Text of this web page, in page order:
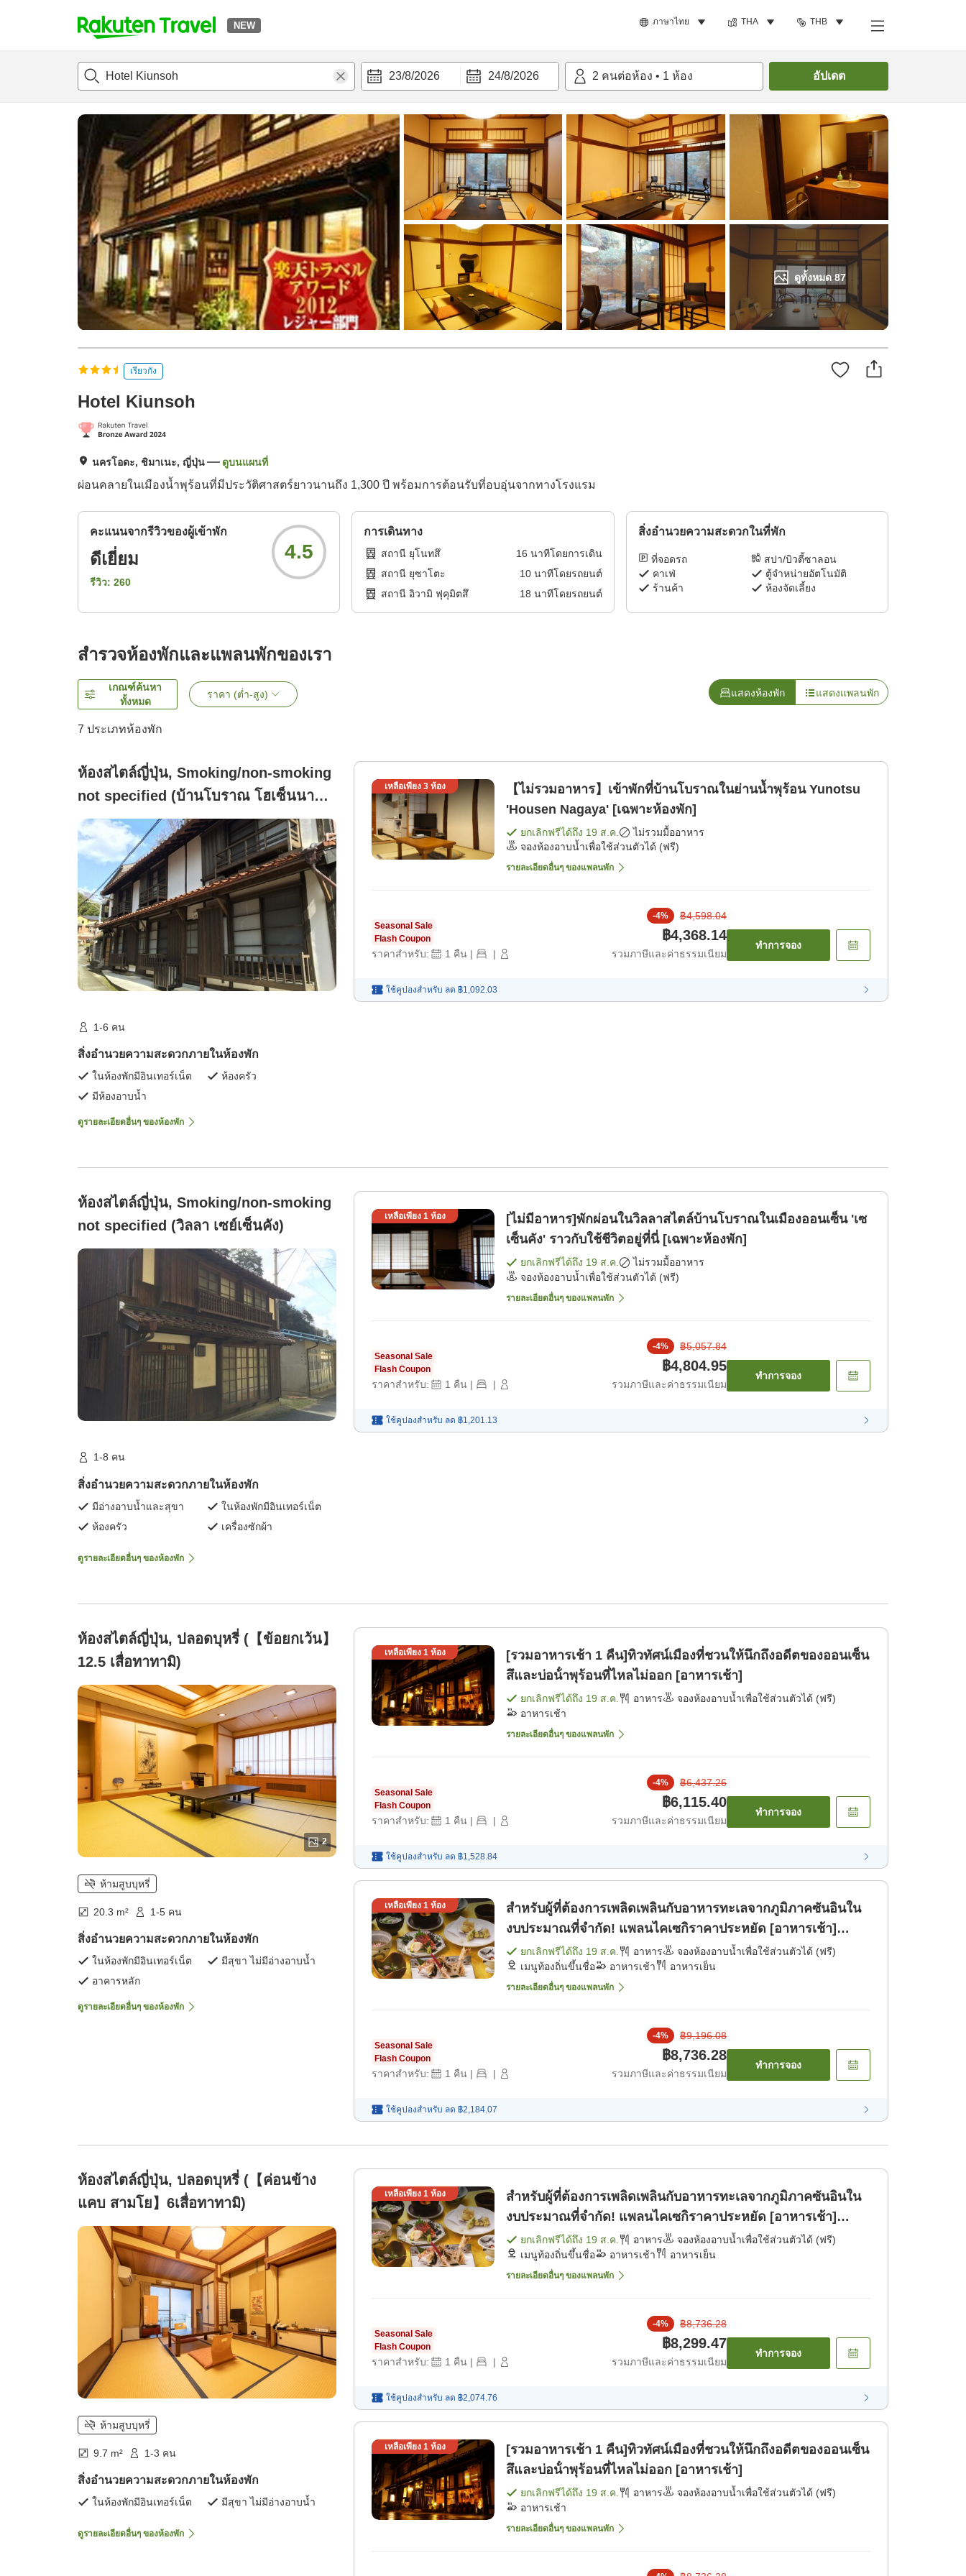
NEW ภาษาไทย THA THB
t
p
a
e
s
a
r
c
h
23/8/2026 24/8/2026 2 คนต่อห้อง • 1 ห้อง อัปเดต
ดูทั้งหมด87
แนะนำที่พักห้องพักและแพลนพัก ค้นหาห้องพัก
เรียวกัง
Hotel Kiunsoh
นครโอดะ, ชิมาเนะ, ญี่ปุ่น ดูบนแผนที่
ผ่อนคลายในเมืองน้ำพุร้อนที่มีประวัติศาสตร์ยาวนานถึง 1,300 ปี พร้อมการต้อนรับที่อบอุ่นจากทางโรงแรม
คะแนนจากรีวิวของผู้เข้าพัก
ดีเยี่ยม
รีวิว: 260
4.5
การเดินทาง
สถานี ยุโนทสึ 16 นาทีโดยการเดิน
สถานี ยุซาโตะ
10นาทีโดยรถยนต์
สถานี อิวามิ ฟุคุมิตสึ
18 นาทีโดยรถยนต์
สิ่งอำนวยความสะดวกในที่พัก
ที่จอดรถ
สปา/บิวตี้ซาลอน
คาเฟ่
ตู้จำหน่ายอัตโนมัติ
ร้านค้า
ห้องจัดเลี้ยง
สำรวจห้องพักและแพลนพักของเรา
เกณฑ์ค้นหา
ทั้งหมด
ราคา (ต่ำ-สูง) แสดงห้องพัก แสดงแพลนพัก
7 ประเภทห้องพัก
ห้องสไตล์ญี่ปุ่น, Smoking/non-smoking
not specified (บ้านโบราณ โฮเซ็นนากา
ยะ)
1-6 คน
สิ่งอำนวยความสะดวกภายในห้องพัก
ในห้องพักมีอินเทอร์เน็ต
ห้องครัว
มีห้องอาบน้ำ
ดูรายละเอียดอื่นๆ ของห้องพัก
เหลือเพียง 3ห้อง
【ไม่รวมอาหาร】เข้าพักที่บ้านโบราณในย่านน้ำพุร้อน Yunotsu
'Housen Nagaya' [เฉพาะห้องพัก]
ยกเลิกฟรีได้ถึง 19 ส.ค.
ไม่รวมมื้ออาหาร
จองห้องอาบน้ำเพื่อใช้ส่วนตัวได้ (ฟรี)
รายละเอียดอื่นๆ ของแพลนพัก
Seasonal Sale
Flash Coupon
ราคาสำหรับ: 1 คืน | |
-4% ฿4,598.04
฿4,368.14
รวมภาษีและค่าธรรมเนียม
ทำการจอง
ใช้คูปองสำหรับ ลด ฿1,092.03
ห้องสไตล์ญี่ปุ่น, Smoking/non-smoking
not specified (วิลลา เซย์เซ็นคัง)
1-8 คน
สิ่งอำนวยความสะดวกภายในห้องพัก
มีอ่างอาบน้ำและสุขา
ในห้องพักมีอินเทอร์เน็ต
ห้องครัว
เครื่องซักผ้า
ดูรายละเอียดอื่นๆ ของห้องพัก
เหลือเพียง 1ห้อง
[ไม่มีอาหาร]พักผ่อนในวิลลาสไตล์บ้านโบราณในเมืองออนเซ็น 'เซ
เซ็นคัง' ราวกับใช้ชีวิตอยู่ที่นี่ [เฉพาะห้องพัก]
ยกเลิกฟรีได้ถึง 19 ส.ค.
ไม่รวมมื้ออาหาร
จองห้องอาบน้ำเพื่อใช้ส่วนตัวได้ (ฟรี)
รายละเอียดอื่นๆ ของแพลนพัก
Seasonal Sale
Flash Coupon
ราคาสำหรับ: 1 คืน | |
-4% ฿5,057.84
฿4,804.95
รวมภาษีและค่าธรรมเนียม
ทำการจอง
ใช้คูปองสำหรับ ลด ฿1,201.13
ห้องสไตล์ญี่ปุ่น, ปลอดบุหรี่ (【ข้อยกเว้น】
12.5 เสื่อทาทามิ)
2
ห้ามสูบบุหรี่
20.3 m² 1-5 คน
สิ่งอำนวยความสะดวกภายในห้องพัก
ในห้องพักมีอินเทอร์เน็ต
มีสุขา ไม่มีอ่างอาบน้ำ
อาคารหลัก
ดูรายละเอียดอื่นๆ ของห้องพัก
เหลือเพียง 1 ห้อง
[รวมอาหารเช้า 1 คืน]ทิวทัศน์เมืองที่ชวนให้นึกถึงอดีตของออนเซ็น
สึและบ่อน้ําพุร้อนที่ไหลไม่ออก [อาหารเช้า]
ยกเลิกฟรีได้ถึง 19 ส.ค. อาหาร
จองห้องอาบน้ำเพื่อใช้ส่วนตัวได้ (ฟรี)
อาหารเช้า
รายละเอียดอื่นๆ ของแพลนพัก
Seasonal Sale
Flash Coupon
ราคาสำหรับ: 1 คืน | |
-4% ฿6,437.26
฿6,115.40
รวมภาษีและค่าธรรมเนียม
ทำการจอง
ใช้คูปองสำหรับ ลด ฿1,528.84
เหลือเพียง 1 ห้อง
สำหรับผู้ที่ต้องการเพลิดเพลินกับอาหารทะเลจากภูมิภาคซันอินใน
งบประมาณที่จำกัด! แพลนไคเซกิราคาประหยัด [อาหารเช้า]
[อาหารเย็น]
ยกเลิกฟรีได้ถึง 19 ส.ค. อาหาร
จองห้องอาบน้ำเพื่อใช้ส่วนตัวได้ (ฟรี)
เมนูท้องถิ่นขึ้นชื่อ
อาหารเช้า อาหารเย็น
รายละเอียดอื่นๆ ของแพลนพัก
Seasonal Sale
Flash Coupon
ราคาสำหรับ: 1 คืน | |
-4% ฿9,196.08
฿8,736.28
รวมภาษีและค่าธรรมเนียม
ทำการจอง
ใช้คูปองสำหรับ ลด ฿2,184.07
ห้องสไตล์ญี่ปุ่น, ปลอดบุหรี่ (【ค่อนข้าง
แคบ สามโย】6เสื่อทาทามิ)
ห้ามสูบบุหรี่
9.7 m² 1-3 คน
สิ่งอำนวยความสะดวกภายในห้องพัก
ในห้องพักมีอินเทอร์เน็ต มีสุขา ไม่มีอ่างอาบน้ำ
ดูรายละเอียดอื่นๆ ของห้องพัก
เหลือเพียง 1 ห้อง
สำหรับผู้ที่ต้องการเพลิดเพลินกับอาหารทะเลจากภูมิภาคซันอินใน
งบประมาณที่จำกัด! แพลนไคเซกิราคาประหยัด [อาหารเช้า]
[อาหารเย็น]
ยกเลิกฟรีได้ถึง 19 ส.ค. อาหาร
จองห้องอาบน้ำเพื่อใช้ส่วนตัวได้ (ฟรี)
เมนูท้องถิ่นขึ้นชื่อ
อาหารเช้า อาหารเย็น
รายละเอียดอื่นๆ ของแพลนพัก
Seasonal Sale
Flash Coupon
ราคาสำหรับ: 1 คืน | |
-4% ฿8,736.28
฿8,299.47
รวมภาษีและค่าธรรมเนียม
ทำการจอง
ใช้คูปองสำหรับ ลด ฿2,074.76
เหลือเพียง 1 ห้อง
[รวมอาหารเช้า 1 คืน]ทิวทัศน์เมืองที่ชวนให้นึกถึงอดีตของออนเซ็น
สึและบ่อน้ําพุร้อนที่ไหลไม่ออก [อาหารเช้า]
ยกเลิกฟรีได้ถึง 19 ส.ค. อาหาร
จองห้องอาบน้ำเพื่อใช้ส่วนตัวได้ (ฟรี)
อาหารเช้า
รายละเอียดอื่นๆ ของแพลนพัก